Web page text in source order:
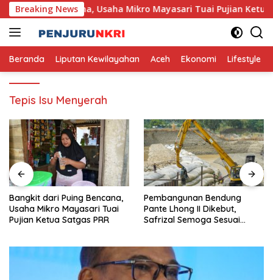
Skip
to
content
Breaking News
Puing Bencana, Usaha Mikro Mayasari Tuai Pujian Ketua
Beranda Liputan Kewilayahan Aceh Ekonomi Lifestyle
Tepis Isu Menyerah
Bangkit dari Puing Bencana,
Usaha Mikro Mayasari Tuai
Pujian Ketua Satgas PRR
Pembangunan Bendung
Pante Lhong II Dikebut,
Safrizal Semoga Sesuai